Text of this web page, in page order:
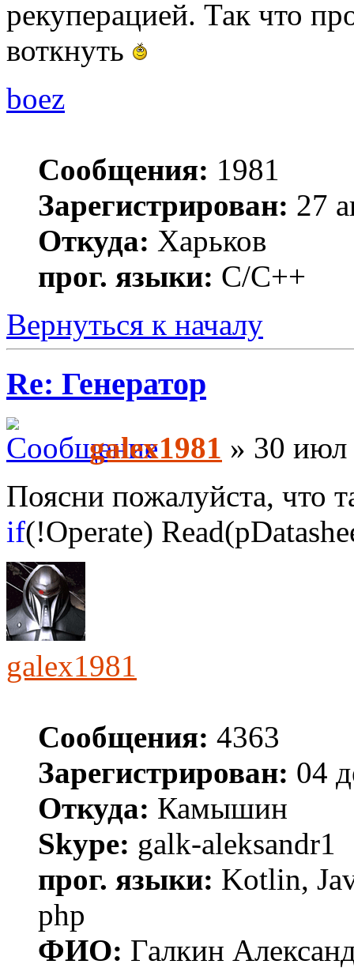
рекуперацией. Так что
воткнуть
boez
Сообщения: 1981
Зарегистрирован: 27
Откуда: Харьков
прог. языки: С/С++
Вернуться к началу
Re: Генератор
galex1981 » 30 июл
Поясни пожалуйста, что
if(!Operate)
galex1981
Сообщения: 4363
Зарегистрирован: 04
Откуда: Камышин
Skype: galk-aleksandr1
прог. языки: Kotlin,
php
ФИО: Галкин